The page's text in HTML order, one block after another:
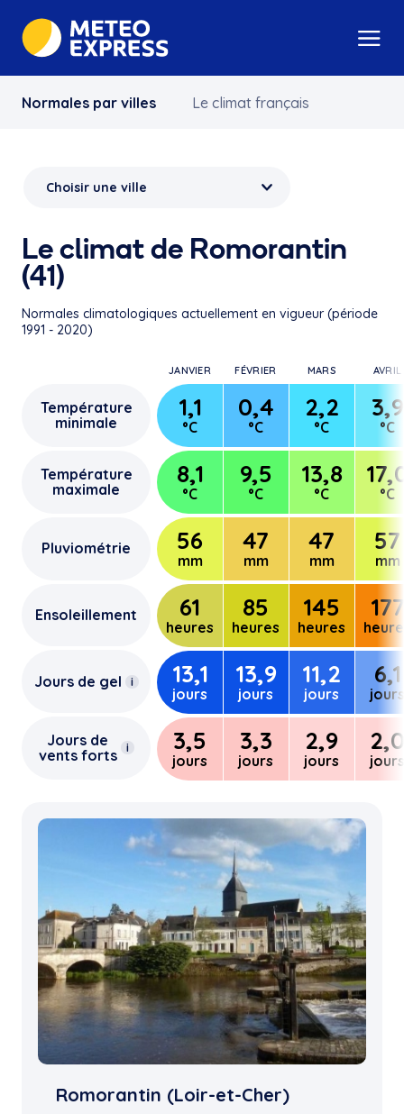
Normales par villes Le climat français
Le climat de Romorantin
(41)
Normales climatologiques actuellement en vigueur (période
1991 - 2020)
Température
minimale
Température
maximale
Pluviométrie
Ensoleillement
Jours de gel i
Jours de
vents forts
i
JANVIER FÉVRIER MARS AVRIL
1,1
°C
0,4
°C
2,2
°C
3,9
°C
8,1
°C
9,5
°C
13,8
°C °C
56
mm
47
mm
47
mm
57
mm
61
heures
85
heures
145
heures
177
13,1
jours
13,9
jours
11,2
jours
6,1
jours
3,5
jours
3,3
jours
2,9
jours
2,0
jours
Romorantin (Loir-et-Cher)